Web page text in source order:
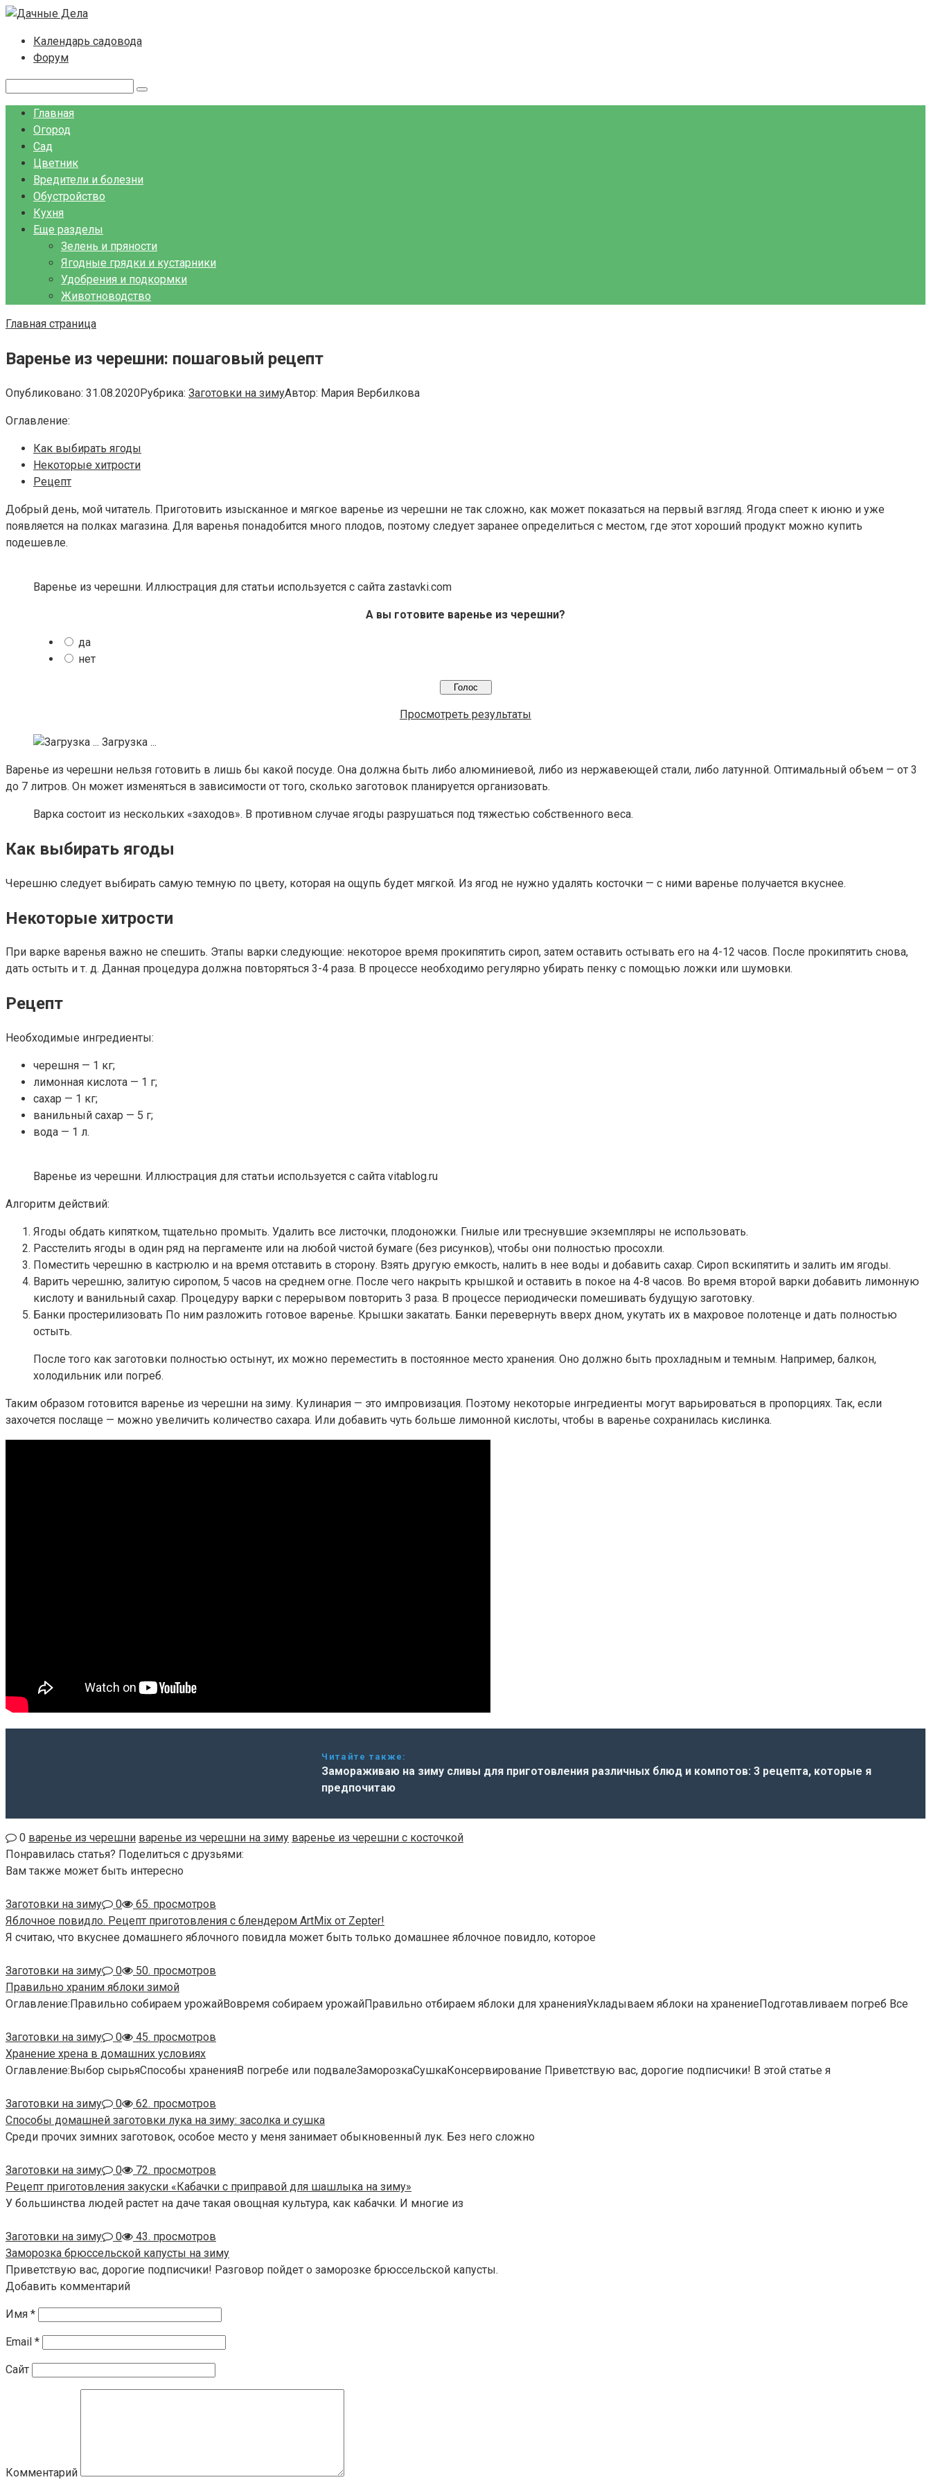
Перейти
контентуКалендарь садовода
Форум
Главная
Огород
Сад
Цветник
Вредители и болезни
Обустройство
Кухня
Еще разделы
Зелень и пряности
Ягодные грядки и кустарники
Удобрения и подкормки
Животноводство
Главная страница
Варенье из черешни: пошаговый рецепт
Опубликовано: 31.08.2020Рубрика: Заготовки на зимуАвтор: Мария Вербилкова
Оглавление:
Как выбирать ягоды
Некоторые хитрости
Рецепт
Добрый день, мой читатель. Приготовить изысканное и мягкое варенье из черешни не так сложно, как может показаться на первый взгляд. Ягода спеет к июню и уже
появляется на полках магазина. Для варенья понадобится много плодов, поэтому следует заранее определиться с местом, где этот хороший продукт можно купить
подешевле.
Варенье из черешни. Иллюстрация для статьи используется с сайта zastavki.com
А вы готовите варенье из черешни?
да
нет
Просмотреть результаты
Загрузка ...
Варенье из черешни нельзя готовить в лишь бы какой посуде. Она должна быть либо алюминиевой, либо из нержавеющей стали, либо латунной. Оптимальный объем — от 3
до 7 литров. Он может изменяться в зависимости от того, сколько заготовок планируется организовать.
Варка состоит из нескольких «заходов». В противном случае ягоды разрушаться под тяжестью собственного веса.
Как выбирать ягоды
Черешню следует выбирать самую темную по цвету, которая на ощупь будет мягкой. Из ягод не нужно удалять косточки — с ними варенье получается вкуснее.
Некоторые хитрости
При варке варенья важно не спешить. Этапы варки следующие: некоторое время прокипятить сироп, затем оставить остывать его на 4-12 часов. После прокипятить снова,
дать остыть и т. д. Данная процедура должна повторяться 3-4 раза. В процессе необходимо регулярно убирать пенку с помощью ложки или шумовки.
Рецепт
Необходимые ингредиенты:
черешня — 1 кг;
лимонная кислота — 1 г;
сахар — 1 кг;
ванильный сахар — 5 г;
вода — 1 л.
Варенье из черешни. Иллюстрация для статьи используется с сайта vitablog.ru
Алгоритм действий:
Ягоды обдать кипятком, тщательно промыть. Удалить все листочки, плодоножки. Гнилые или треснувшие экземпляры не использовать.
Расстелить ягоды в один ряд на пергаменте или на любой чистой бумаге (без рисунков), чтобы они полностью просохли.
Поместить черешню в кастрюлю и на время отставить в сторону. Взять другую емкость, налить в нее воды и добавить сахар. Сироп вскипятить и залить им ягоды.
Варить черешню, залитую сиропом, 5 часов на среднем огне. После чего накрыть крышкой и оставить в покое на 4-8 часов. Во время второй варки добавить лимонную
кислоту и ванильный сахар. Процедуру варки с перерывом повторить 3 раза. В процессе периодически помешивать будущую заготовку.
Банки простерилизовать По ним разложить готовое варенье. Крышки закатать. Банки перевернуть вверх дном, укутать их в махровое полотенце и дать полностью
остыть.
После того как заготовки полностью остынут, их можно переместить в постоянное место хранения. Оно должно быть прохладным и темным. Например, балкон,
холодильник или погреб.
Таким образом готовится варенье из черешни на зиму. Кулинария — это импровизация. Поэтому некоторые ингредиенты могут варьироваться в пропорциях. Так, если
захочется послаще — можно увеличить количество сахара. Или добавить чуть больше лимонной кислоты, чтобы в варенье сохранилась кислинка.
Читайте также:
Замораживаю на зиму сливы для приготовления различных блюд и компотов: 3 рецепта, которые я
предпочитаю
0 варенье из черешни варенье из черешни на зиму варенье из черешни с косточкой
Понравилась статья? Поделиться с друзьями:
Вам также может быть интересно
Заготовки на зиму 0
65. просмотров
Яблочное повидло. Рецепт приготовления с блендером ArtMix от Zepter!
Я считаю, что вкуснее домашнего яблочного повидла может быть только домашнее яблочное повидло, которое
Заготовки на зиму 0
50. просмотров
Правильно храним яблоки зимой
Оглавление:Правильно собираем урожайВовремя собираем урожайПравильно отбираем яблоки для храненияУкладываем яблоки на хранениеПодготавливаем погреб Все
Заготовки на зиму 0
45. просмотров
Хранение хрена в домашних условиях
Оглавление:Выбор сырьяСпособы храненияВ погребе или подвалеЗаморозкаСушкаКонсервирование Приветствую вас, дорогие подписчики! В этой статье я
Заготовки на зиму 0
62. просмотров
Способы домашней заготовки лука на зиму: засолка и сушка
Среди прочих зимних заготовок, особое место у меня занимает обыкновенный лук. Без него сложно
Заготовки на зиму 0
72. просмотров
Рецепт приготовления закуски «Кабачки с приправой для шашлыка на зиму»
У большинства людей растет на даче такая овощная культура, как кабачки. И многие из
Заготовки на зиму 0
43. просмотров
Заморозка брюссельской капусты на зиму
Приветствую вас, дорогие подписчики! Разговор пойдет о заморозке брюссельской капусты.
Добавить комментарий
Имя *
Email *
Сайт
Комментарий